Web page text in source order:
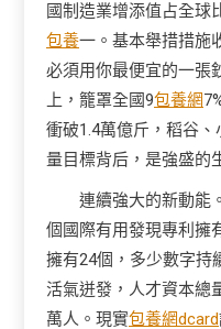
國制造業增添值占全球
包養一。基本舉措措施
必須用你最便宜的一張
上，籠罩全國9包養網
衝破1.4萬億斤，稻谷
量目標背后，是強盛的
連續強大的新動能
個國際有用發現專利擁
擁有24個，多少數字持
活氣迸發，人才資本總
萬人。現實包養網dcard